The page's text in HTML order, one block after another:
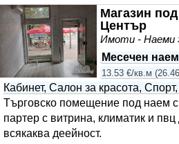
Сградата е в с..
Магазин
Център
Месечен наем
13.53 €/кв.м (
Кабинет, Салон за красота,
Търговско помещение под наем
партер с витрина, климатик и
всякаква деейност.